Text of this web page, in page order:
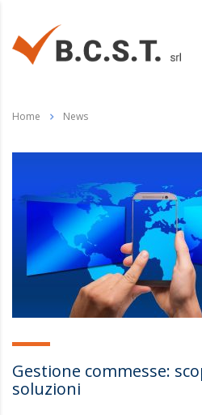
Home News
Gestione commesse:
soluzioni